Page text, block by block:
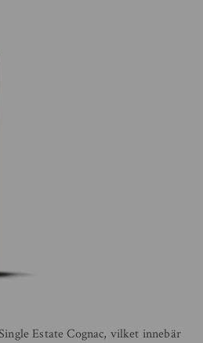
Estate Cognac, vilket innebär